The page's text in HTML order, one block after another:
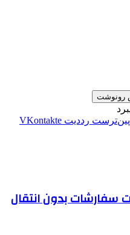
رونوشت
‫پین‌ترست ‫رددیت ‫VKontakte
سفارشات بدون انتقال